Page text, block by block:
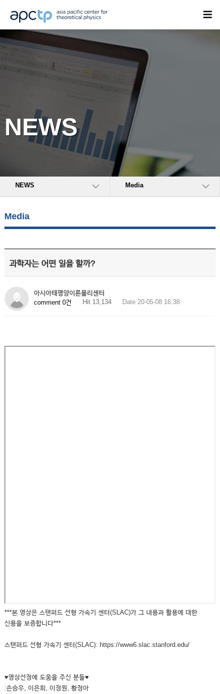
NEWS
NEWS Media
Media
과학자는 어떤 일을 할까?
아시아태평양이론물리센터
comment 0건
Hit 13,134 Date 20-05-08 16:38
***본 영상은 스탠퍼드 선형 가속기 센터(SLAC)가 그 내용과 활용에 대한
신용을 보증합니다***
스탠퍼드 선형 가속기 센터(SLAC): https://www6.slac.stanford.edu/
♥영상선정에 도움을 주신 분들♥
:손승우, 이은희, 이정원, 황정아